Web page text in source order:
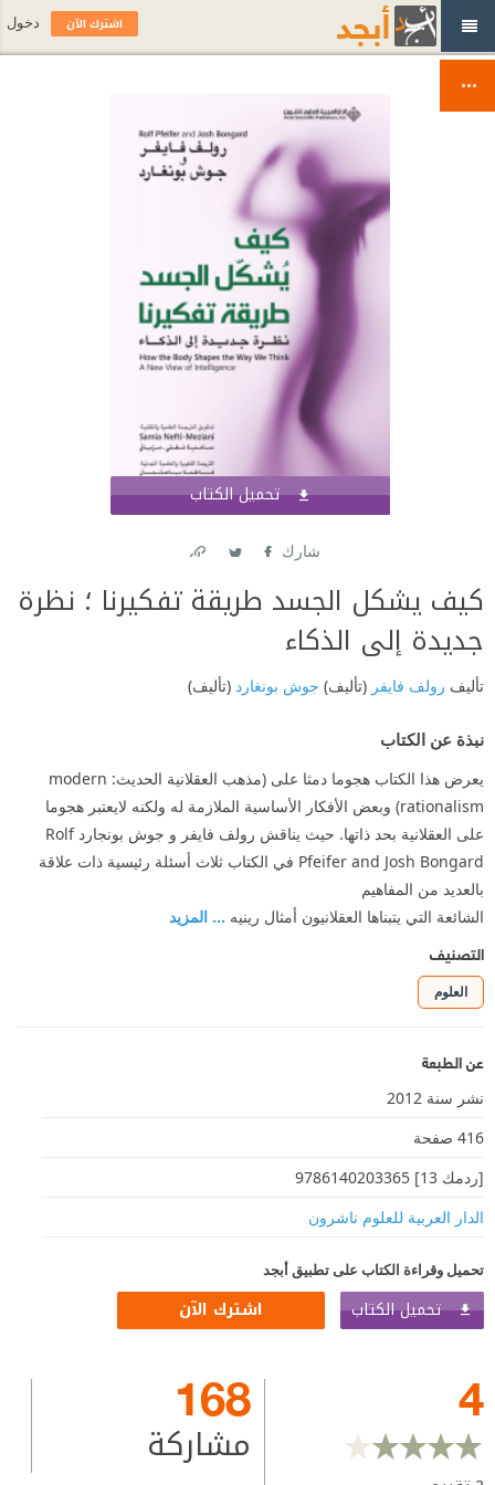
تحميل الكتاب
شارك
كيف يشكل الجسد طريقة تفكيرنا ؛ نظرة
جديدة إلى الذكاء
تأليف رولف فايفر (تأليف) جوش بونغارد (تأليف)
نبذة عن الكتاب
يعرض هذا الكتاب هجوما دمثا على (مذهب العقلانية الحديث: modern
rationalism) وبعض الأفكار الأساسية الملازمة له ولكنه لايعتبر هجوما
على العقلانية بحد ذاتها. حيث يناقش رولف فايفر و جوش بونجارد Rolf
Pfeifer and Josh Bongard في الكتاب ثلاث أسئلة رئيسية ذات علاقة
بالعديد من المفاهيم
الشائعة التي يتبناها العقلانيون أمثال رينيه ... المزيد
التصنيف
العلوم
عن الطبعة
نشر سنة 2012
416 صفحة
[ردمك 13] 9786140203365
الدار العربية للعلوم ناشرون
تحميل وقراءة الكتاب على تطبيق أبجد
تحميل الكتاب اشترك الآن
4
168
مشاركة
اشترك الآن دخول